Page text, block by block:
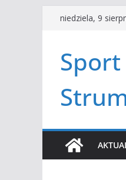
Przejdźniedziela, 9